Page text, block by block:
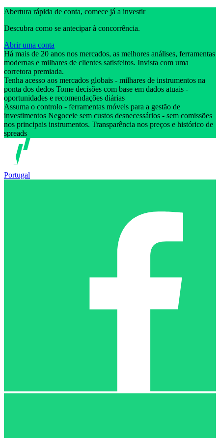
Abertura rápida de conta, comece já a investir
Descubra como se antecipar à concorrência.
Abrir uma conta
Há mais de 20 anos nos mercados, as melhores análises, ferramentas
modernas e milhares de clientes satisfeitos. Invista com uma
corretora premiada.
Tenha acesso aos mercados globais - milhares de instrumentos na
ponta dos dedos Tome decisões com base em dados atuais -
oportunidades e recomendações diárias
Assuma o controlo - ferramentas móveis para a gestão de
investimentos Negoceie sem custos desnecessários - sem comissões
nos principais instrumentos. Transparência nos preços e histórico de
spreads
Portugal